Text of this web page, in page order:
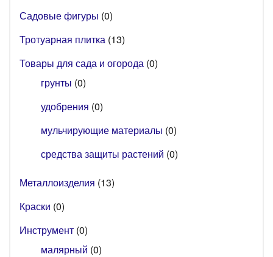
Садовые фигуры (0)
Тротуарная плитка (13)
Товары для сада и огорода (0)
грунты (0)
удобрения (0)
мульчирующие материалы (0)
средства защиты растений (0)
Металлоизделия (13)
Краски (0)
Инструмент (0)
малярный (0)